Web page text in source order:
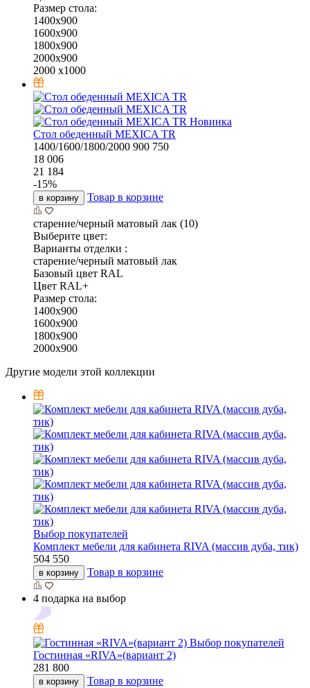
Размер стола:
1400х900
1600х900
1800х900
2000х900
2000 х1000
Новинка
Стол обеденный MEXICA TR
1400/1600/1800/2000 900 750
18 006
21 184
-15%
в корзину Товар в корзине
старение/черный матовый лак (10)
Выберите цвет:
Варианты отделки :
старение/черный матовый лак
Базовый цвет RAL
Цвет RAL+
Размер стола:
1400x900
1600x900
1800x900
2000x900
Другие модели этой коллекции
Выбор покупателей
Комплект мебели для кабинета RIVA (массив дуба, тик)
504 550
в корзину Товар в корзине
4 подарка на выбор
Выбор покупателей
Гостинная «RIVA»(вариант 2)
281 800
в корзину Товар в корзине